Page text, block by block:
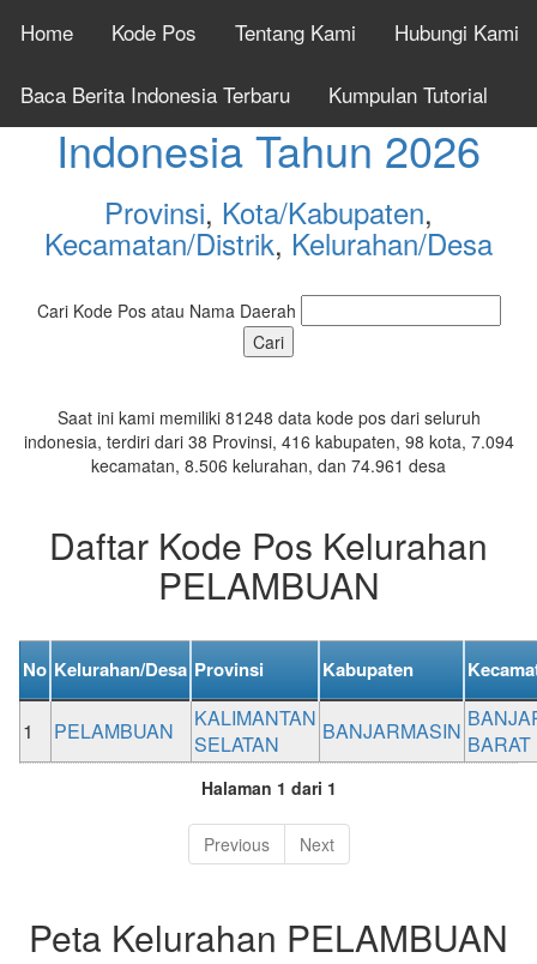
Home Kode Pos Tentang Kami Hubungi Kami
Baca Berita Indonesia Terbaru Kumpulan Tutorial
Cek Kode Pos Seluruh
Indonesia Tahun 2026
Provinsi, Kota/Kabupaten,
Kecamatan/Distrik, Kelurahan/Desa
Cari Kode Pos atau Nama Daerah
Saat ini kami memiliki 81248 data kode pos dari seluruh
indonesia, terdiri dari 38 Provinsi, 416 kabupaten, 98 kota, 7.094
kecamatan, 8.506 kelurahan, dan 74.961 desa
Daftar Kode Pos Kelurahan
PELAMBUAN
No Kelurahan/Desa Provinsi Kabupaten
1 PELAMBUAN
KALIMANTAN
SELATAN
BANJARMASIN BARAT
Halaman 1 dari 1
Previous Next
Peta Kelurahan PELAMBUAN